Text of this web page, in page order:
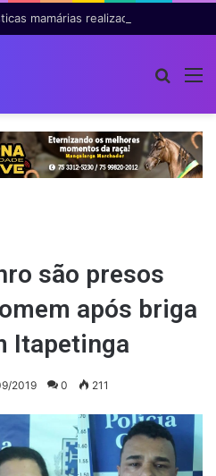
são presos
após briga
Itapetinga
2019 0 211